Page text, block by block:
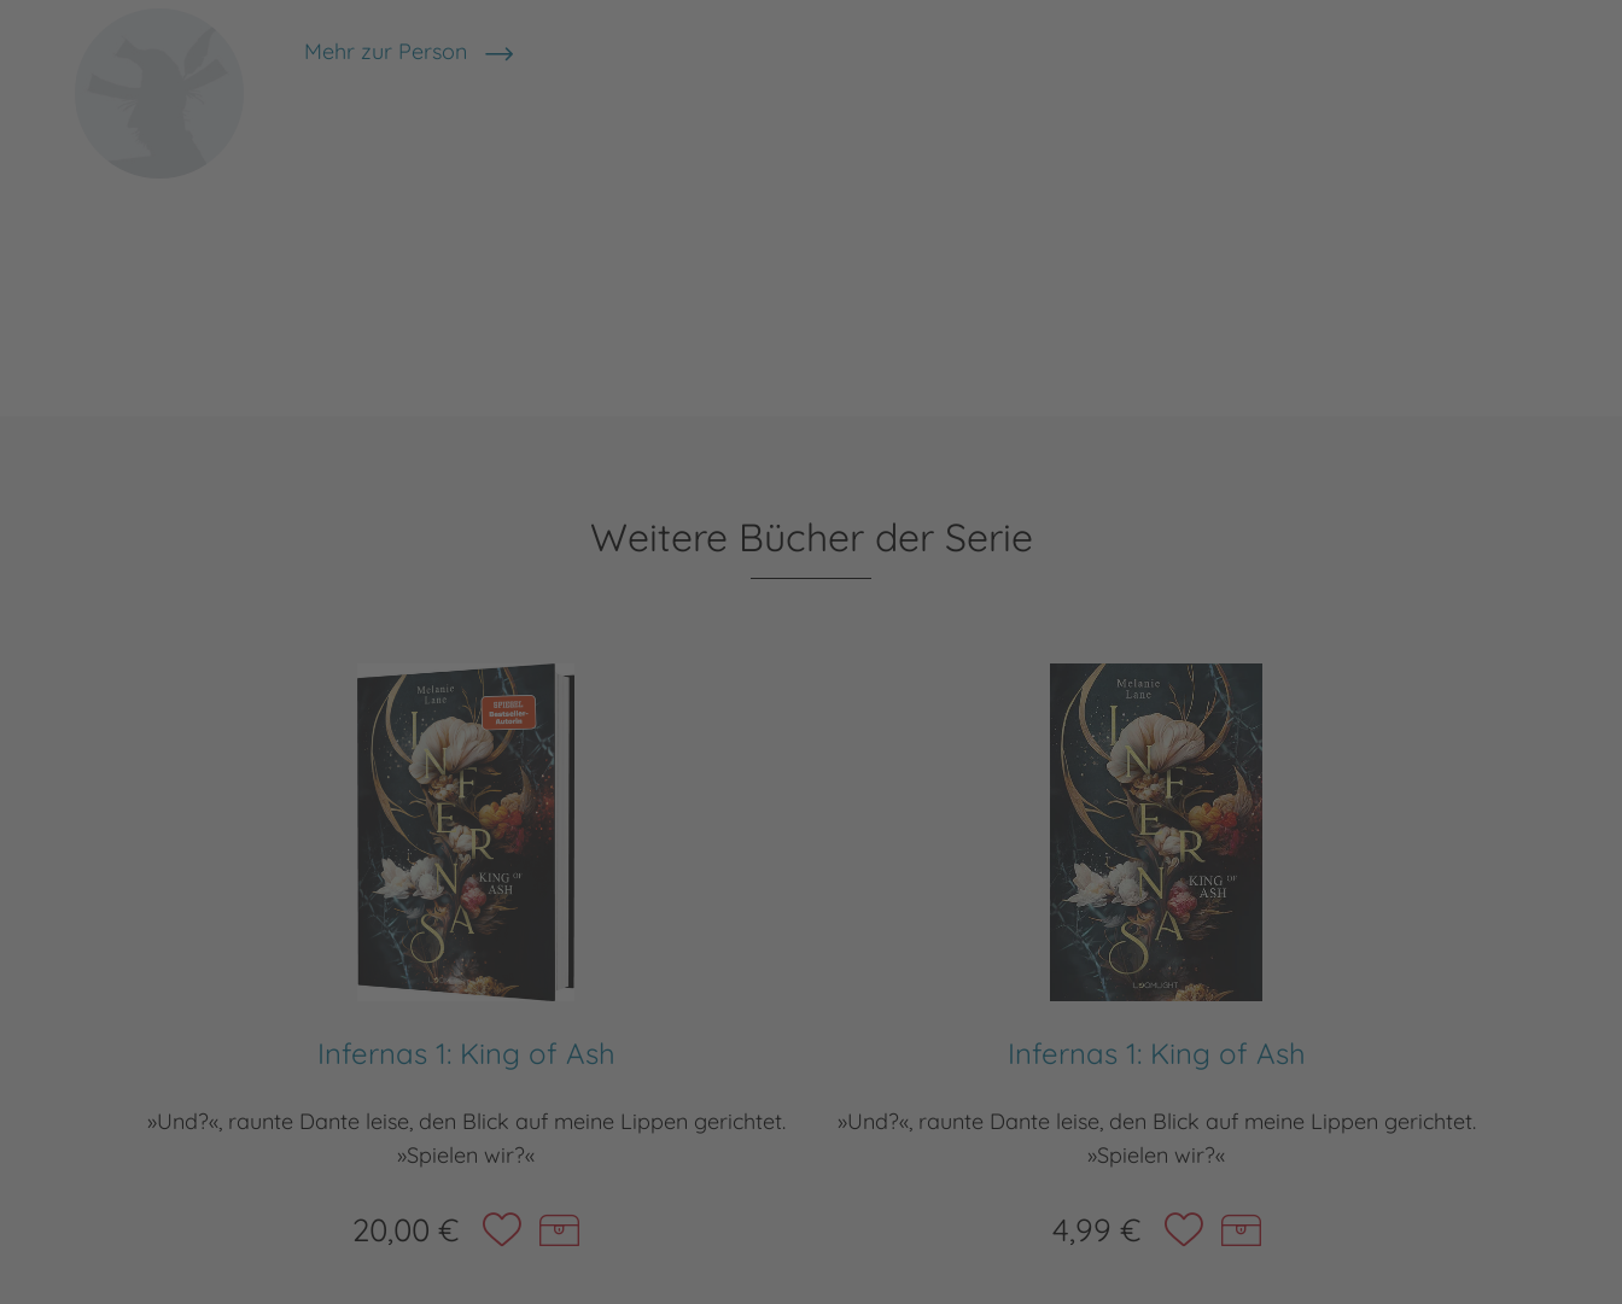
Mehr zur Person
Christin Giessel
Weitere Bücher der Serie
Infernas 1: King of Ash
»Und?«, raunte Dante leise, den Blick auf meine Lippen gerichtet.
»Spielen wir?«
20,00 €
Infernas 1: King of Ash
»Und?«, raunte Dante leise, den Blick auf meine Lippen gerichtet.
»Spielen wir?«
4,99 €